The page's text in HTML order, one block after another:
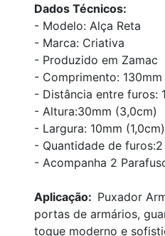
Dados Técnicos:
- Modelo: Alça Reta
- Marca: Criativa
- Produzido em Zamac
- Comprimento: 130mm
- Distância entre furos:
- Altura:30mm (3,0cm)
- Largura: 10mm (1,0cm)
- Quantidade de furos:2
- Acompanha 2
Aplicação: Puxador
portas de armários,
toque moderno e